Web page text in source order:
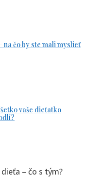
na čo by ste mali myslieť
vaše dieťatko
– čo s tým?